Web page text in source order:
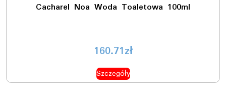
Cacharel Noa Woda Toaletowa 100ml
160.71zł
Szczegóły